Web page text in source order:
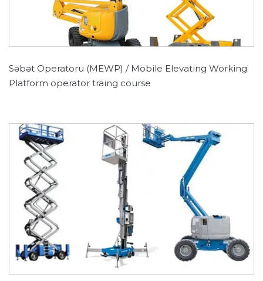
Səbət Operatoru (MEWP) / Mobile Elevating Working
Platform operator traing course